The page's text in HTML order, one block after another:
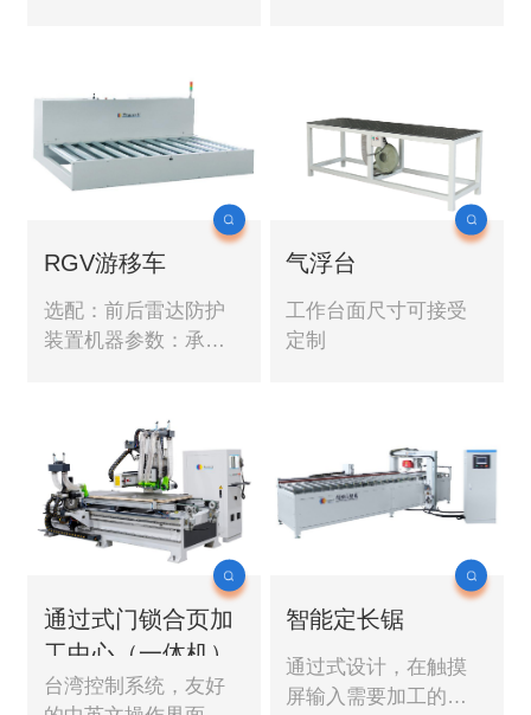
风机功率：3KW主锯
片规格：ø40*
制系统，友好的中英
文操作界面，加工尺
寸模块化，易学易
懂，快捷强大的加工
路径算法，确保加工
尺寸精准。
RGV游移车
选配：前后雷达防护
装置机器参数：承
RGV 游移车专用平移
动力地辊
气浮台
工作台面尺寸可接受
定制
通过式门锁合页加
工中心（一体机）
台湾控制系统，友好
智能定长锯
通过式设计，在触摸
屏输入需要加工的长